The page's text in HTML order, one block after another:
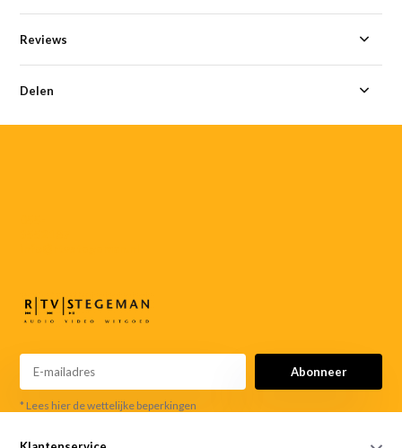
Reviews
Delen
Abonneer
* Lees hier de wettelijke beperkingen